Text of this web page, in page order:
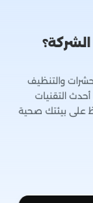
والتنظيف
التقنيات
على بيئتك صحية